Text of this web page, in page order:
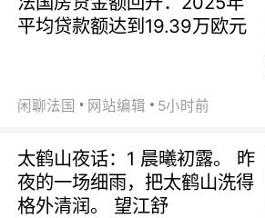
平均贷款额达到19.39万欧元
闲聊法国 网站编辑 5小时前
太鹤山夜话：1 晨曦初露。 昨
夜的一场细雨，把太鹤山洗得
格外清润。 望江舒